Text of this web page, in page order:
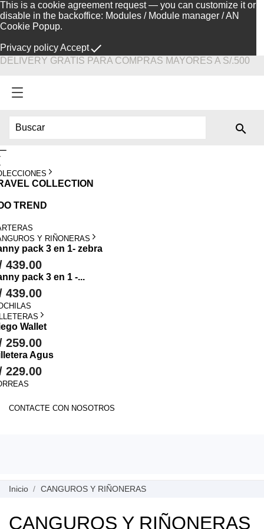
This is a cookie agreement request — you can customize it or
disable in the backoffice: Modules / Module manager / AN
Cookie Popup.
Privacy policyAcceptdone
DELIVERY GRATIS PARA COMPRAS MAYORES A S/.500

COLLECTION
TREND
Y RIÑONERAS
pack 3 en 1- zebra
439.00
pack 3 en 1 -...
439.00
Wallet
259.00
Agus
229.00
CONTACTE CON NOSOTROS
Inicio CANGUROS Y RIÑONERAS
CANGUROS Y RIÑONERAS